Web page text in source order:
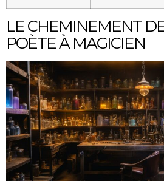
LE CHEMINEMENT
POÈTE À MAGICIEN